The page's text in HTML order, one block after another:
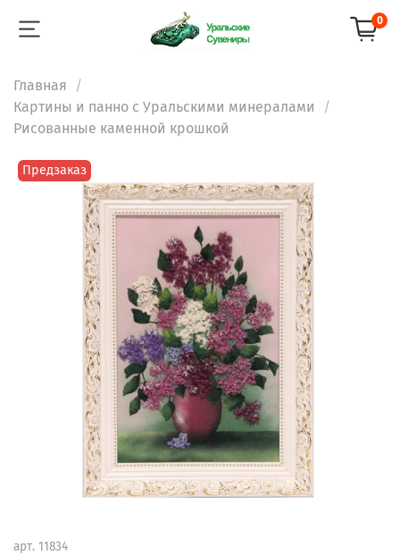
0
Главная
Картины и панно с Уральскими минералами
Рисованные каменной крошкой
Предзаказ
арт. 11834